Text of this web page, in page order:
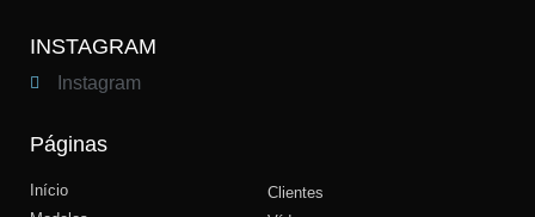
INSTAGRAM
Instagram
Páginas
Início
Clientes